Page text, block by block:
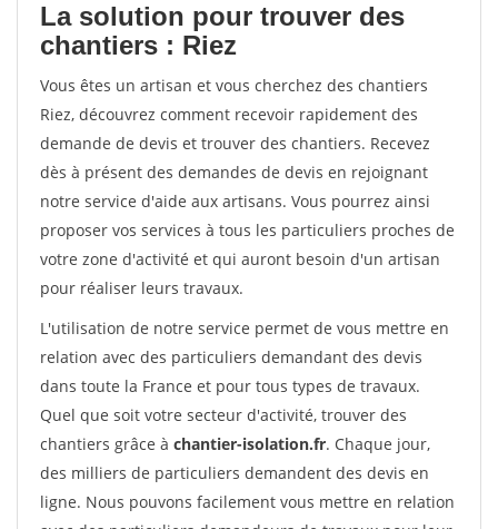
La solution pour trouver des
chantiers : Riez
Vous êtes un artisan et vous cherchez des chantiers
Riez, découvrez comment recevoir rapidement des
demande de devis et trouver des chantiers. Recevez
dès à présent des demandes de devis en rejoignant
notre service d'aide aux artisans. Vous pourrez ainsi
proposer vos services à tous les particuliers proches de
votre zone d'activité et qui auront besoin d'un artisan
pour réaliser leurs travaux.
L'utilisation de notre service permet de vous mettre en
relation avec des particuliers demandant des devis
dans toute la France et pour tous types de travaux.
Quel que soit votre secteur d'activité, trouver des
chantiers grâce à chantier-isolation.fr. Chaque jour,
des milliers de particuliers demandent des devis en
ligne. Nous pouvons facilement vous mettre en relation